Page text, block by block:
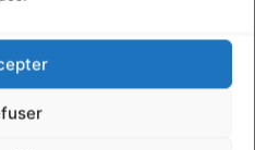
établissements
activité est effectuée
caves
reconnu que le radon
concentrations présentes